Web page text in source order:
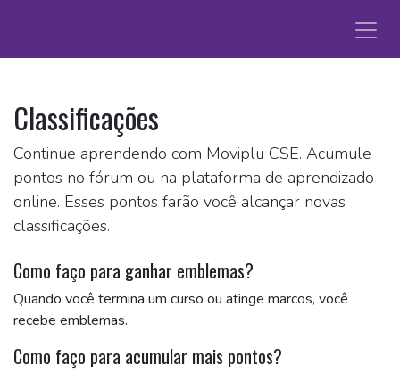
Classificações
Continue aprendendo com Moviplu CSE. Acumule
pontos no fórum ou na plataforma de aprendizado
online. Esses pontos farão você alcançar novas
classificações.
Como faço para ganhar emblemas?
Quando você termina um curso ou atinge marcos, você
recebe emblemas.
Como faço para acumular mais pontos?